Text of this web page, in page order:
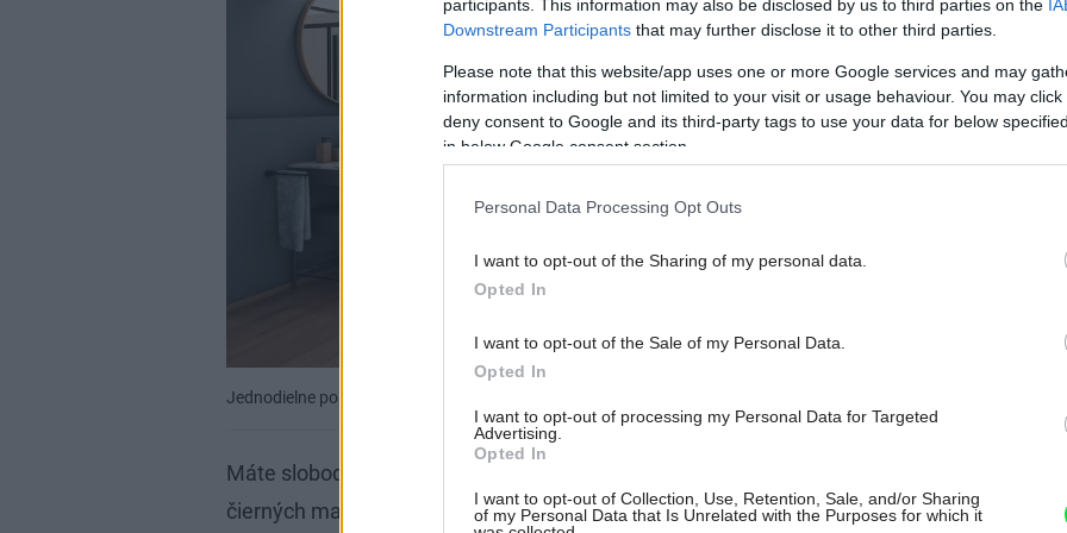
participants. This information may also be disclosed by us to third parties on the
Downstream Participants that may further disclose it to other third parties.
Please note that this website/app uses one or more Google services and may
information including but not limited to your visit or usage behaviour. You may
deny consent to Google and its third-party tags to use your data for below
in below Google consent section.
Personal Data Processing Opt Outs
I want to opt-out of the Sharing of my personal data.
Opted In
I want to opt-out of the Sale of my Personal Data.
Opted In
I want to opt-out of processing my Personal Data for Targeted
Advertising.
Opted In
I want to opt-out of Collection, Use, Retention, Sale, and/or Sharing
of my Personal Data that Is Unrelated with the Purposes for which it
Jednodielne posuvné dvere s pevnou stenou v rovine a s bočnou stenou
Máte slobodu výberu materiálov a štýlov – od tradičných aluchrómových či
čierných matných profilov a číreho skla až po kreatívne dekory skla Screen